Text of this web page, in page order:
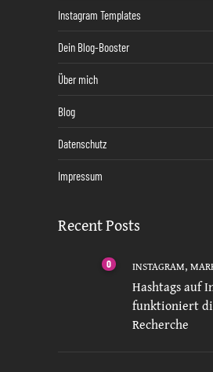
Instagram Templates
Dein Blog-Booster
Über mich
Blog
Datenschutz
Impressum
Recent Posts
0 INSTAGRAM,
Hashtags auf
funktioniert
Recherche